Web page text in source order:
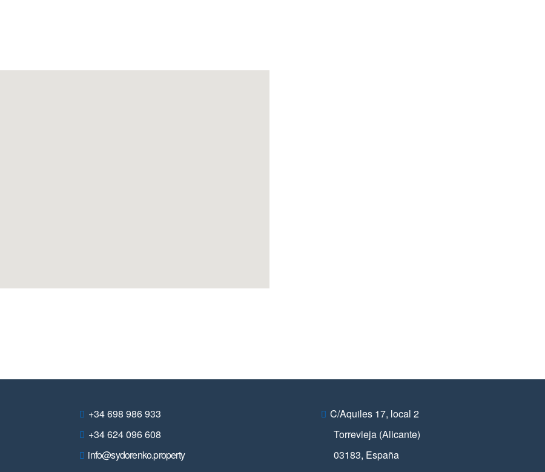
+34 698 986 933
+34 624 096 608
info@sydorenko.property
C/Aquiles 17, local 2
Torrevieja (Alicante)
03183, España